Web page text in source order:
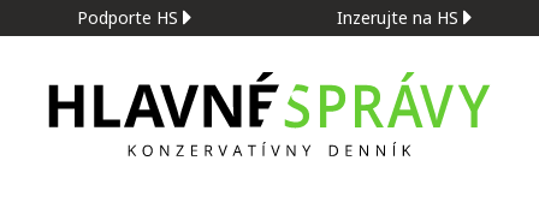
Podporte HS Inzerujte na HS